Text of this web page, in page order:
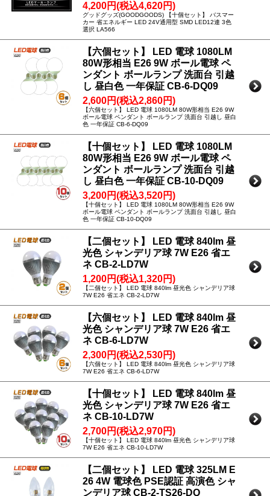
4,200円(税込4,620円)
グッドグッズ(GOODGOODS) 【十個セット】 バスマー
カー 省エネルギー LED 24V通用型 SMD LED12連 3色
選択 LA566
【六個セット】 LED 電球 1080LM
80W形相当 E26 9W ボール電球 ペ
ンダント ボールランプ 洗面台 引越
し 昼白色 一年保証 CB-6-DQ09
2,600円(税込2,860円)
【六個セット】 LED 電球 1080LM 80W形相当 E26 9W
ボール電球 ペンダント ボールランプ 洗面台 引越し 昼白
色 一年保証 CB-6-DQ09
【十個セット】 LED 電球 1080LM
80W形相当 E26 9W ボール電球 ペ
ンダント ボールランプ 洗面台 引越
し 昼白色 一年保証 CB-10-DQ09
3,200円(税込3,520円)
【十個セット】 LED 電球 1080LM 80W形相当 E26 9W
ボール電球 ペンダント ボールランプ 洗面台 引越し 昼白
色 一年保証 CB-10-DQ09
【二個セット】 LED 電球 840lm 昼
光色 シャンデリア球 7W E26 省エ
ネ CB-2-LD7W
1,200円(税込1,320円)
【二個セット】 LED 電球 840lm 昼光色 シャンデリア球
7W E26 省エネ CB-2-LD7W
【六個セット】 LED 電球 840lm 昼
光色 シャンデリア球 7W E26 省エ
ネ CB-6-LD7W
2,300円(税込2,530円)
【六個セット】 LED 電球 840lm 昼光色 シャンデリア球
7W E26 省エネ CB-6-LD7W
【十個セット】 LED 電球 840lm 昼
光色 シャンデリア球 7W E26 省エ
ネ CB-10-LD7W
2,700円(税込2,970円)
【十個セット】 LED 電球 840lm 昼光色 シャンデリア球
7W E26 省エネ CB-10-LD7W
【二個セット】 LED 電球 325LM E
26 4W 電球色 PSE認証 高演色 シャ
ンデリア球 CB-2-TS26-DQ